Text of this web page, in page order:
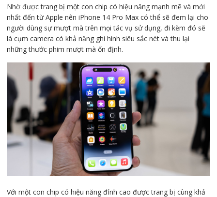
Nhờ được trang bị một con chip có hiệu năng mạnh mẽ và mới
nhất đến từ Apple nên iPhone 14 Pro Max có thể sẽ đem lại cho
người dùng sự mượt mà trên mọi tác vụ sử dụng, đi kèm đó sẽ
là cụm camera có khả năng ghi hình siêu sắc nét và thu lại
những thước phim mượt mà ổn định.
Với một con chip có hiệu năng đỉnh cao được trang bị cùng khả